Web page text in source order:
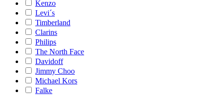
Kenzo
Levi´s
Timberland
Clarins
Philips
The North Face
Davidoff
Jimmy Choo
Michael Kors
Falke